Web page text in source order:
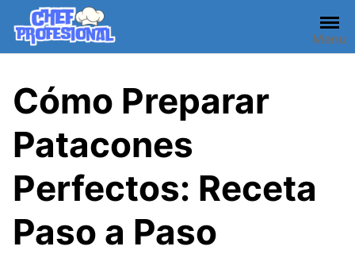
content
Menu
Cómo Preparar
Patacones
Perfectos: Receta
Paso a Paso